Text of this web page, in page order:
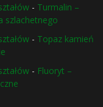
- Turmalin –
szlachetnego
- Topaz kamień
- Fluoryt –